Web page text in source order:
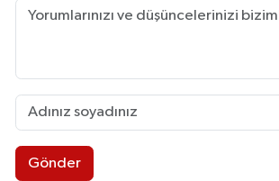
Gönder